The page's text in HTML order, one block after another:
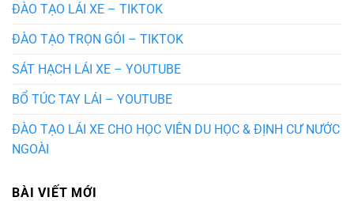
ĐÀO TẠO LÁI XE – TIKTOK
ĐÀO TẠO TRỌN GÓI – TIKTOK
SÁT HẠCH LÁI XE – YOUTUBE
BỔ TÚC TAY LÁI – YOUTUBE
ĐÀO TẠO LÁI XE CHO HỌC VIÊN DU HỌC & ĐỊNH CƯ NƯỚC
NGOÀI
BÀI VIẾT MỚI